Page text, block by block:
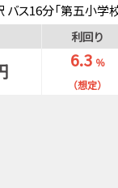
ス16分「第五小学
三鷹駅 バス16分「
利回り
6.3 ％
（想定）